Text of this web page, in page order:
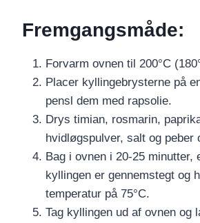
Fremgangsmåde:
Forvarm ovnen til 200°C
Placer kyllingebrysterne på
pensl dem med rapsolie.
Drys timian, rosmarin,
hvidløgspulver, salt og peber
Bag i ovnen i 20-25 minutter,
kyllingen er gennemstegt og
temperatur på 75°C.
Tag kyllingen ud af ovnen og